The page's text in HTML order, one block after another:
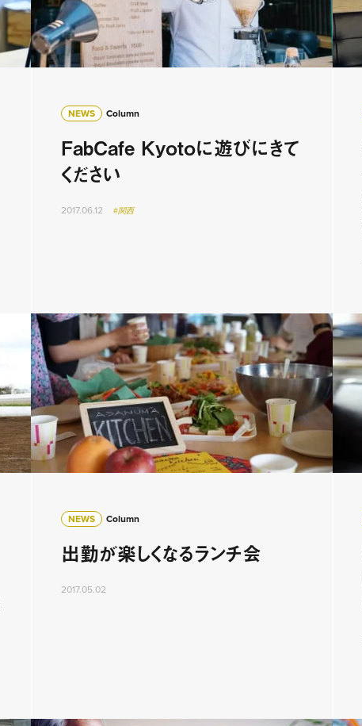
NEWS Column
FabCafe Kyotoに遊びにきて
ください
2017.06.12 #関西
NEWS Column
出勤が楽しくなるランチ会
2017.05.02